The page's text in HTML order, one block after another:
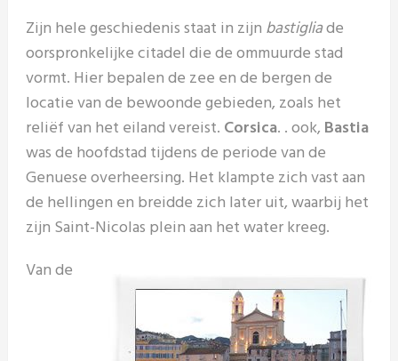
Zijn hele geschiedenis staat in zijn bastigliade
oorspronkelijke citadel die de ommuurde stad
vormt. Hier bepalen de zee en de bergen de
locatie van de bewoonde gebieden, zoals het
reliëf van het eiland vereist. Corsica. . ook, Bastia
was de hoofdstad tijdens de periode van de
Genuese overheersing. Het klampte zich vast aan
de hellingen en breidde zich later uit, waarbij het
zijn Saint-Nicolas plein aan het water kreeg.
Van de